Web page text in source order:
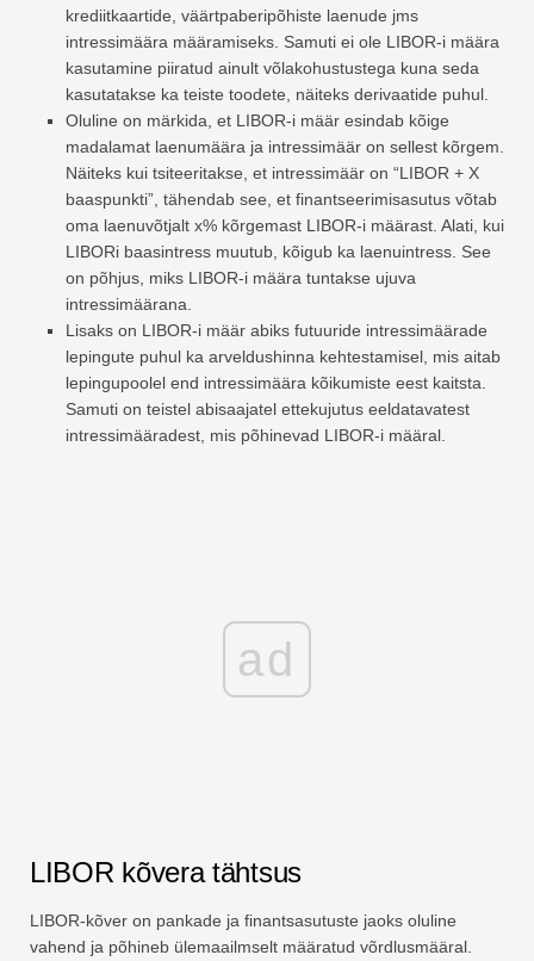
krediitkaartide, väärtpaberipõhiste laenude jms
intressimäära määramiseks. Samuti ei ole LIBOR-i määra
kasutamine piiratud ainult võlakohustustega kuna seda
kasutatakse ka teiste toodete, näiteks derivaatide puhul.
Oluline on märkida, et LIBOR-i määr esindab kõige
madalamat laenumäära ja intressimäär on sellest kõrgem.
Näiteks kui tsiteeritakse, et intressimäär on “LIBOR + X
baaspunkti”, tähendab see, et finantseerimisasutus võtab
oma laenuvõtjalt x% kõrgemast LIBOR-i määrast. Alati, kui
LIBORi baasintress muutub, kõigub ka laenuintress. See
on põhjus, miks LIBOR-i määra tuntakse ujuva
intressimäärana.
Lisaks on LIBOR-i määr abiks futuuride intressimäärade
lepingute puhul ka arveldushinna kehtestamisel, mis aitab
lepingupoolel end intressimäära kõikumiste eest kaitsta.
Samuti on teistel abisaajatel ettekujutus eeldatavatest
intressimääradest, mis põhinevad LIBOR-i määral.
ad
LIBOR kõvera tähtsus
LIBOR-kõver on pankade ja finantsasutuste jaoks oluline
vahend ja põhineb ülemaailmselt määratud võrdlusmääral.